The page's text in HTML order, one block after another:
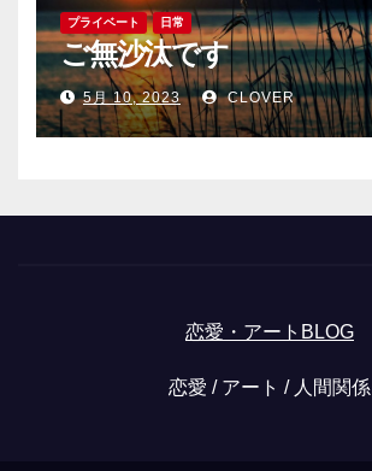
プライベート 日常
ご無沙汰です
5月 10, 2023 CLOVER
恋愛・アートBLOG
恋愛 / アート / 人間関係